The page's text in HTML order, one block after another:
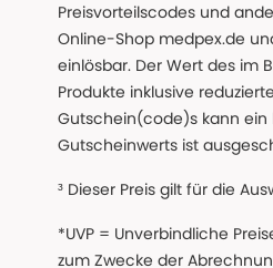
Preisvorteilscodes und
Online-Shop medpex.de
einlösbar. Der Wert des im
Produkte inklusive
Gutschein(code)s kann ein
Gutscheinwerts ist
³ Dieser Preis gilt für die
*UVP = Unverbindliche
zum Zwecke der